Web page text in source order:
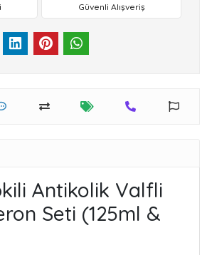
Güvenli Alışveriş
Antikolik Valfli
Seti (125ml &